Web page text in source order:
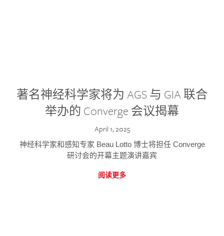
著名神经科学家将为 AGS 与 GIA 联合
举办的 Converge 会议揭幕
April 1, 2025
神经科学家和感知专家 Beau Lotto 博士将担任 Converge
研讨会的开幕主题演讲嘉宾
阅读更多